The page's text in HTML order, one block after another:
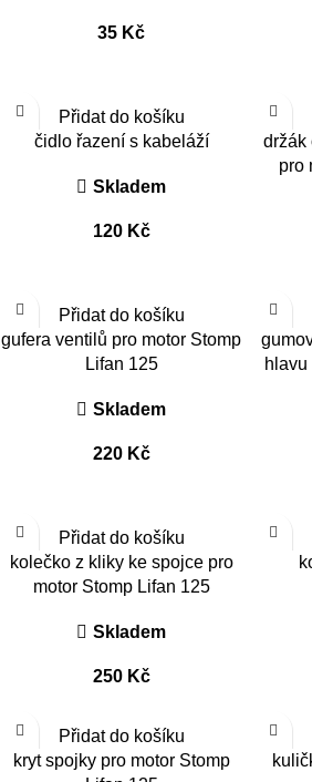
35 Kč
Přidat do košíku
čidlo řazení s kabeláží
Skladem
120 Kč
držák
pro
Přidat do košíku
gufera ventilů pro motor Stomp
Lifan 125
Skladem
220 Kč
hlavu
Přidat do košíku
kolečko z kliky ke spojce pro
motor Stomp Lifan 125
Skladem
250 Kč
Přidat do košíku
kryt spojky pro motor Stomp